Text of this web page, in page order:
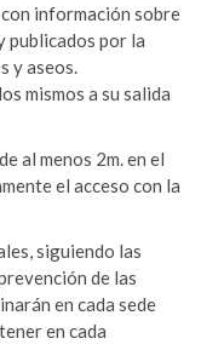
información sobre
publicados por la
y aseos.
mismos a su salida
al menos 2m. en el
el acceso con la
siguiendo las
de las
en cada sede
en cada